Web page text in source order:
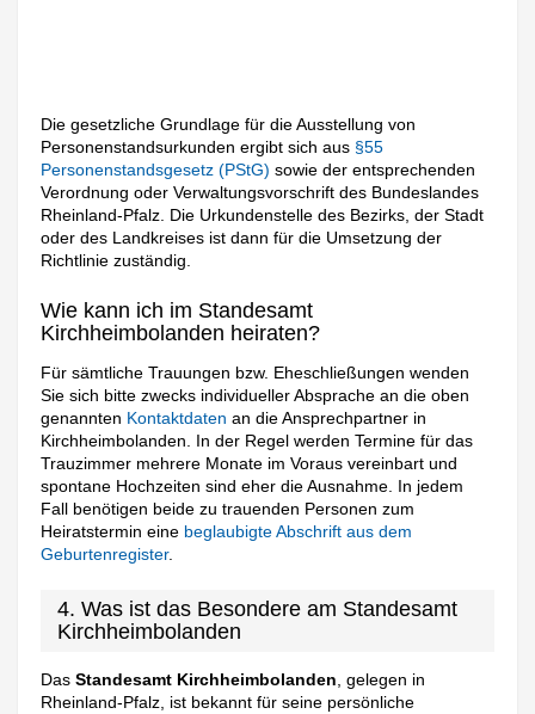
Die gesetzliche Grundlage für die Ausstellung von
Personenstandsurkunden ergibt sich aus §55
Personenstandsgesetz (PStG)sowie der entsprechenden
Verordnung oder Verwaltungsvorschrift des Bundeslandes
Rheinland-Pfalz. Die Urkundenstelle des Bezirks, der Stadt
oder des Landkreises ist dann für die Umsetzung der
Richtlinie zuständig.
Wie kann ich im Standesamt
Kirchheimbolanden heiraten?
Für sämtliche Trauungen bzw. Eheschließungen wenden
Sie sich bitte zwecks individueller Absprache an die oben
genannten Kontaktdaten an die Ansprechpartner in
Kirchheimbolanden. In der Regel werden Termine für das
Trauzimmer mehrere Monate im Voraus vereinbart und
spontane Hochzeiten sind eher die Ausnahme. In jedem
Fall benötigen beide zu trauenden Personen zum
Heiratstermin eine beglaubigte Abschrift aus dem
Geburtenregister.
4. Was ist das Besondere am Standesamt
Kirchheimbolanden
DasStandesamt Kirchheimbolanden, gelegen in
Rheinland-Pfalz, ist bekannt für seine persönliche